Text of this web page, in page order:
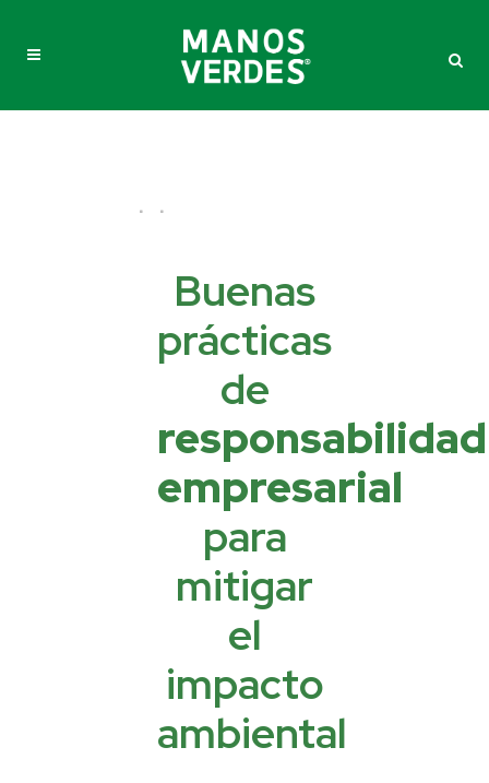
Buenas
prácticas
de
responsabilidad
empresarial
para
mitigar
el
impacto
ambiental